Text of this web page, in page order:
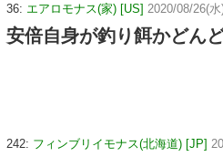
36: エアロモナス(家) [US] 2020/08/26(
安倍自身が釣り餌かどん
242: フィンブリイモナス(北海道) [JP]